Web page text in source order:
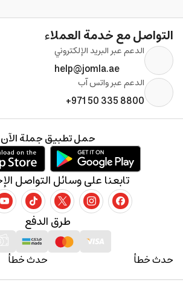
التواصل مع خدمة العملاء
الدعم عبر البريد الإلكتروني
help@jomla.ae
الدعم عبر واتس آب
+971 50 335 8800
حدث خطأ حدث خطأ
طرق الدفع
تابعنا على وسائل التواصل
حمل تطبيق جملة الآن